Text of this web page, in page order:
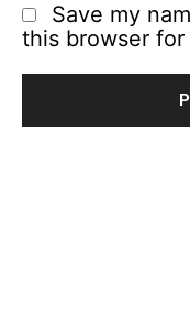
Save my
this browser